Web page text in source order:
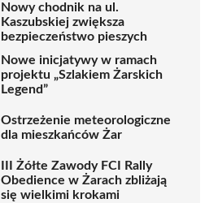
Nowy chodnik na ul.
Kaszubskiej zwiększa
bezpieczeństwo pieszych
Nowe inicjatywy w ramach
projektu „Szlakiem Żarskich
Legend”
Ostrzeżenie meteorologiczne
dla mieszkańców Żar
III Żółte Zawody FCI Rally
Obedience w Żarach zbliżają
się wielkimi krokami